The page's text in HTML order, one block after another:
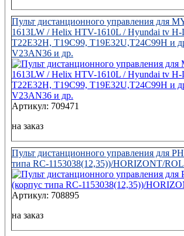
Пульт дистанционного управления для
1613LW / Helix HTV-1610L / Hyundai tv
T22E32H, T19C99, T19E32U,T24С99H и
V23AN36 и др.
Артикул: 709471
на заказ
Пульт дистанционного управления для
типа RC-1153038(12,35))/HORIZONT/
Артикул: 708895
на заказ